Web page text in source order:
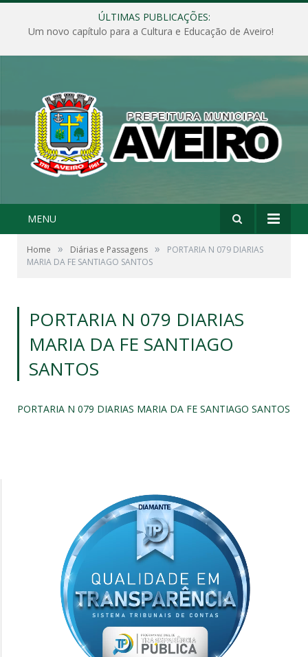
ÚLTIMAS PUBLICAÇÕES:
Um novo capítulo para a Cultura e Educação de Aveiro!
MENU
Home » Diárias e Passagens »
PORTARIA N 079 DIARIAS
MARIA DA FE SANTIAGO SANTOS
PORTARIA N 079 DIARIAS
MARIA DA FE SANTIAGO
SANTOS
PORTARIA N 079 DIARIAS MARIA DA FE SANTIAGO SANTOS